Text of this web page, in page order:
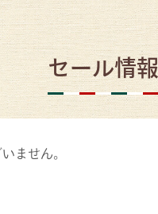
セール情報
ません。